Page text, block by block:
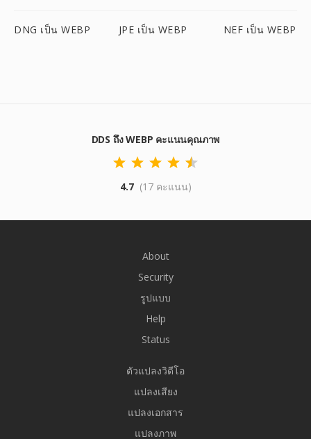
DNG เป็น WEBP JPE เป็น WEBP NEF เป็น WEBP
DDS ถึง WEBP คะแนนคุณภาพ
4.7 (17 คะแนน)
About
Security
รูปแบบ
Help
Status
ตัวแปลงวิดีโอ
แปลงเสียง
แปลงเอกสาร
แปลงภาพ